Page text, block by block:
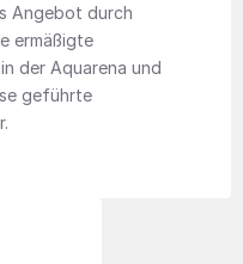
Angebot durch
ermäßigte
der Aquarena und
geführte